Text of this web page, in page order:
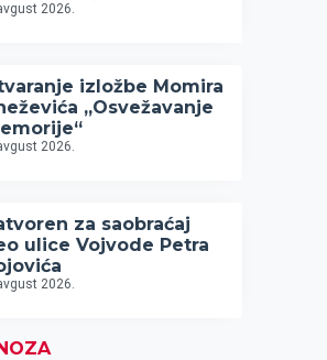
2026.
izložbe Momira
„Osvežavanje
2026.
za saobraćaj
ulice Vojvode Petra
2026.